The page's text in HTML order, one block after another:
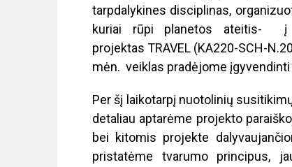
tarpdalykines disciplinas,
kuriai rūpi planetos ateitis- į
projektas TRAVEL (KA220-SCH-
mėn. veiklas pradėjome įgyvendinti
Per šį laikotarpį nuotolinių
detaliau aptarėme projekto
bei kitomis projekte
pristatėme tvarumo principus,